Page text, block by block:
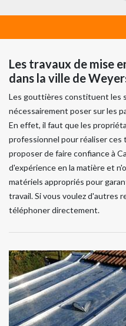
Les travaux de mise
dans la ville de
Les gouttières constituent les
nécessairement poser sur les
En effet, il faut que les
professionnel pour réaliser ces
proposer de faire confiance à
d'expérience en la matière et
matériels appropriés pour
travail. Si vous voulez d'autres
téléphoner directement.